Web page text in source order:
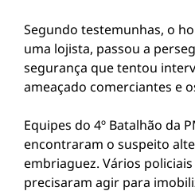
Segundo testemunhas, o
uma lojista, passou a
segurança que tentou
ameaçado comerciantes e
Equipes do 4º Batalhão da
encontraram o suspeito
embriaguez. Vários
precisaram agir para